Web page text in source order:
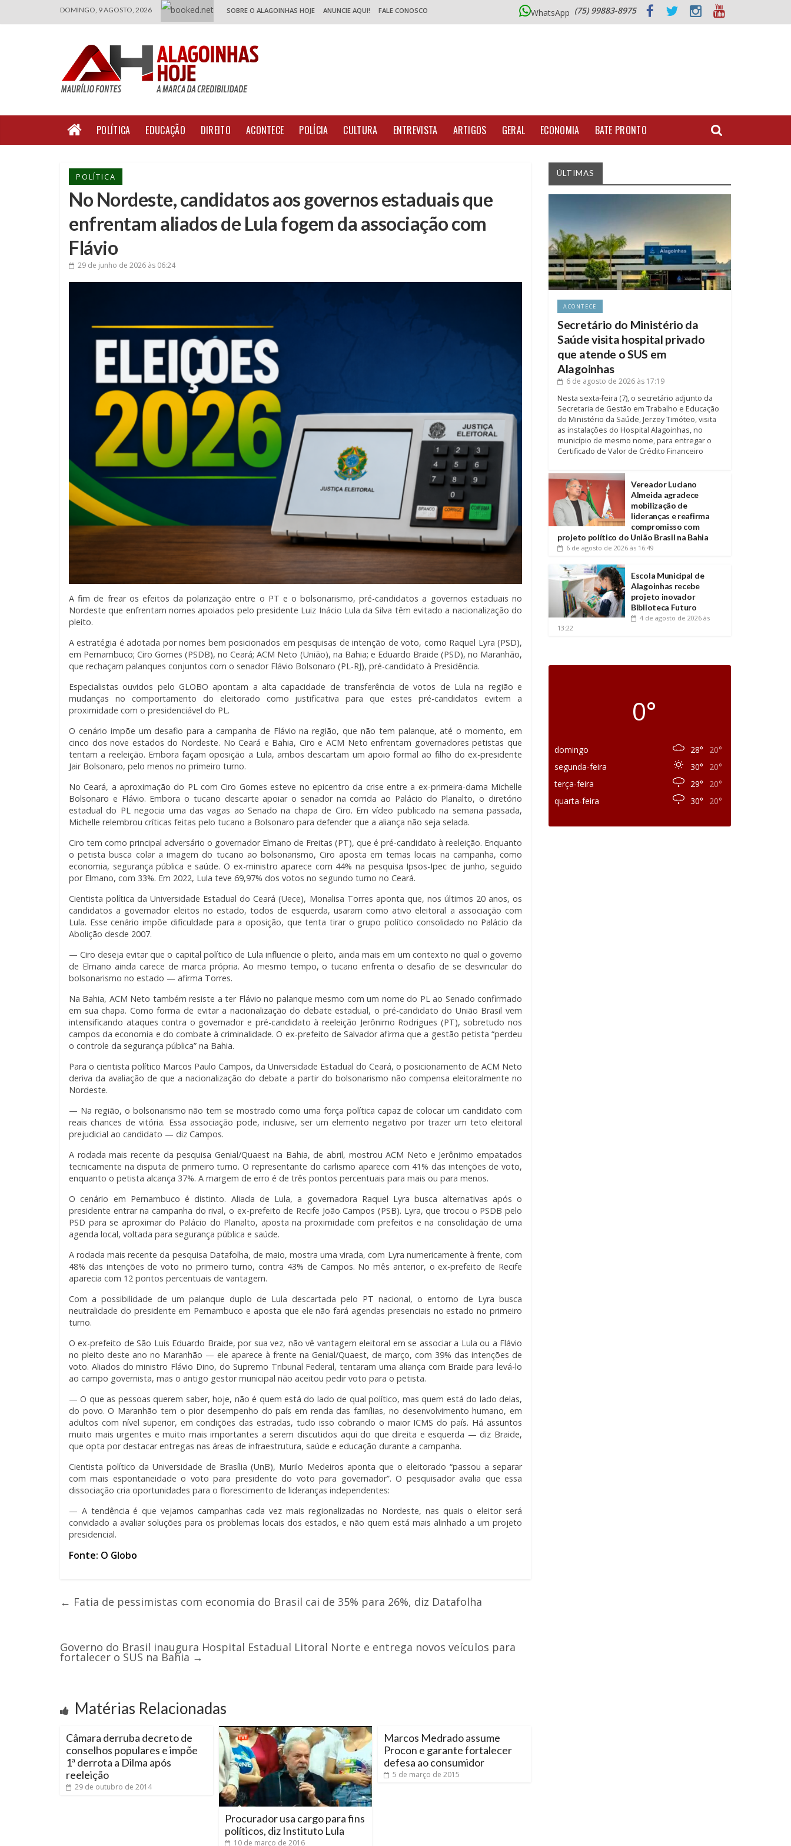
DOMINGO, 9 AGOSTO, 2026 SOBRE O ALAGOINHAS HOJE ANUNCIE AQUI! FALE CONOSCO WhatsApp (75) 99883-8975
POLÍTICA EDUCAÇÃO DIREITO ACONTECE POLÍCIA CULTURA ENTREVISTA ARTIGOS GERAL ECONOMIA BATE PRONTO
POLÍTICA
No Nordeste, candidatos aos governos estaduais que
enfrentam aliados de Lula fogem da associação com
Flávio
29 de junho de 2026 às 06:24
A fim de frear os efeitos da polarização entre o PT e o bolsonarismo, pré-candidatos a governos estaduais no
Nordeste que enfrentam nomes apoiados pelo presidente Luiz Inácio Lula da Silva têm evitado a nacionalização do
pleito.
A estratégia é adotada por nomes bem posicionados em pesquisas de intenção de voto, como Raquel Lyra (PSD),
em Pernambuco; Ciro Gomes (PSDB), no Ceará; ACM Neto (União), na Bahia; e Eduardo Braide (PSD), no Maranhão,
que rechaçam palanques conjuntos com o senador Flávio Bolsonaro (PL-RJ), pré-candidato à Presidência.
Especialistas ouvidos pelo GLOBO apontam a alta capacidade de transferência de votos de Lula na região e
mudanças no comportamento do eleitorado como justificativa para que estes pré-candidatos evitem a
proximidade com o presidenciável do PL.
O cenário impõe um desafio para a campanha de Flávio na região, que não tem palanque, até o momento, em
cinco dos nove estados do Nordeste. No Ceará e Bahia, Ciro e ACM Neto enfrentam governadores petistas que
tentam a reeleição. Embora façam oposição a Lula, ambos descartam um apoio formal ao filho do ex-presidente
Jair Bolsonaro, pelo menos no primeiro turno.
No Ceará, a aproximação do PL com Ciro Gomes esteve no epicentro da crise entre a ex-primeira-dama Michelle
Bolsonaro e Flávio. Embora o tucano descarte apoiar o senador na corrida ao Palácio do Planalto, o diretório
estadual do PL negocia uma das vagas ao Senado na chapa de Ciro. Em vídeo publicado na semana passada,
Michelle relembrou críticas feitas pelo tucano a Bolsonaro para defender que a aliança não seja selada.
Ciro tem como principal adversário o governador Elmano de Freitas (PT), que é pré-candidato à reeleição. Enquanto
o petista busca colar a imagem do tucano ao bolsonarismo, Ciro aposta em temas locais na campanha, como
economia, segurança pública e saúde. O ex-ministro aparece com 44% na pesquisa Ipsos-Ipec de junho, seguido
por Elmano, com 33%. Em 2022, Lula teve 69,97% dos votos no segundo turno no Ceará.
Cientista política da Universidade Estadual do Ceará (Uece), Monalisa Torres aponta que, nos últimos 20 anos, os
candidatos a governador eleitos no estado, todos de esquerda, usaram como ativo eleitoral a associação com
Lula. Esse cenário impõe dificuldade para a oposição, que tenta tirar o grupo político consolidado no Palácio da
Abolição desde 2007.
— Ciro deseja evitar que o capital político de Lula influencie o pleito, ainda mais em um contexto no qual o governo
de Elmano ainda carece de marca própria. Ao mesmo tempo, o tucano enfrenta o desafio de se desvincular do
bolsonarismo no estado — afirma Torres.
Na Bahia, ACM Neto também resiste a ter Flávio no palanque mesmo com um nome do PL ao Senado confirmado
em sua chapa. Como forma de evitar a nacionalização do debate estadual, o pré-candidato do União Brasil vem
intensificando ataques contra o governador e pré-candidato à reeleição Jerônimo Rodrigues (PT), sobretudo nos
campos da economia e do combate à criminalidade. O ex-prefeito de Salvador afirma que a gestão petista “perdeu
o controle da segurança pública” na Bahia.
Para o cientista político Marcos Paulo Campos, da Universidade Estadual do Ceará, o posicionamento de ACM Neto
deriva da avaliação de que a nacionalização do debate a partir do bolsonarismo não compensa eleitoralmente no
Nordeste.
— Na região, o bolsonarismo não tem se mostrado como uma força política capaz de colocar um candidato com
reais chances de vitória. Essa associação pode, inclusive, ser um elemento negativo por trazer um teto eleitoral
prejudicial ao candidato — diz Campos.
A rodada mais recente da pesquisa Genial/Quaest na Bahia, de abril, mostrou ACM Neto e Jerônimo empatados
tecnicamente na disputa de primeiro turno. O representante do carlismo aparece com 41% das intenções de voto,
enquanto o petista alcança 37%. A margem de erro é de três pontos percentuais para mais ou para menos.
O cenário em Pernambuco é distinto. Aliada de Lula, a governadora Raquel Lyra busca alternativas após o
presidente entrar na campanha do rival, o ex-prefeito de Recife João Campos (PSB). Lyra, que trocou o PSDB pelo
PSD para se aproximar do Palácio do Planalto, aposta na proximidade com prefeitos e na consolidação de uma
agenda local, voltada para segurança pública e saúde.
A rodada mais recente da pesquisa Datafolha, de maio, mostra uma virada, com Lyra numericamente à frente, com
48% das intenções de voto no primeiro turno, contra 43% de Campos. No mês anterior, o ex-prefeito de Recife
aparecia com 12 pontos percentuais de vantagem.
Com a possibilidade de um palanque duplo de Lula descartada pelo PT nacional, o entorno de Lyra busca
neutralidade do presidente em Pernambuco e aposta que ele não fará agendas presenciais no estado no primeiro
turno.
O ex-prefeito de São Luís Eduardo Braide, por sua vez, não vê vantagem eleitoral em se associar a Lula ou a Flávio
no pleito deste ano no Maranhão — ele aparece à frente na Genial/Quaest, de março, com 39% das intenções de
voto. Aliados do ministro Flávio Dino, do Supremo Tribunal Federal, tentaram uma aliança com Braide para levá-lo
ao campo governista, mas o antigo gestor municipal não aceitou pedir voto para o petista.
— O que as pessoas querem saber, hoje, não é quem está do lado de qual político, mas quem está do lado delas,
do povo. O Maranhão tem o pior desempenho do país em renda das famílias, no desenvolvimento humano, em
adultos com nível superior, em condições das estradas, tudo isso cobrando o maior ICMS do país. Há assuntos
muito mais urgentes e muito mais importantes a serem discutidos aqui do que direita e esquerda — diz Braide,
que opta por destacar entregas nas áreas de infraestrutura, saúde e educação durante a campanha.
Cientista político da Universidade de Brasília (UnB), Murilo Medeiros aponta que o eleitorado “passou a separar
com mais espontaneidade o voto para presidente do voto para governador”. O pesquisador avalia que essa
dissociação cria oportunidades para o florescimento de lideranças independentes:
— A tendência é que vejamos campanhas cada vez mais regionalizadas no Nordeste, nas quais o eleitor será
convidado a avaliar soluções para os problemas locais dos estados, e não quem está mais alinhado a um projeto
presidencial.
Fonte: O Globo
← Fatia de pessimistas com economia do Brasil cai de 35% para 26%, diz Datafolha
Governo do Brasil inaugura Hospital Estadual Litoral Norte e entrega novos veículos para
fortalecer o SUS na Bahia →
Matérias Relacionadas
Câmara derruba decreto de
conselhos populares e impõe
1ª derrota a Dilma após
reeleição
29 de outubro de 2014
Procurador usa cargo para fins
políticos, diz Instituto Lula
10 de março de 2016
Marcos Medrado assume
Procon e garante fortalecer
defesa ao consumidor
5 de março de 2015
ÚLTIMAS
ACONTECE
Secretário do Ministério da
Saúde visita hospital privado
que atende o SUS em
Alagoinhas
6 de agosto de 2026 às 17:19
Nesta sexta-feira (7), o secretário adjunto da
Secretaria de Gestão em Trabalho e Educação
do Ministério da Saúde, Jerzey Timóteo, visita
as instalações do Hospital Alagoinhas, no
município de mesmo nome, para entregar o
Certificado de Valor de Crédito Financeiro
Vereador Luciano
Almeida agradece
mobilização de
lideranças e reafirma
compromisso com
projeto político do União Brasil na Bahia
6 de agosto de 2026 às 16:49
Escola Municipal de
Alagoinhas recebe
projeto inovador
Biblioteca Futuro
4 de agosto de 2026 às
13:22
0°
domingo 28°
20°
segunda-feira
30°
20°
terça-feira
29°
20°
quarta-feira
30° 20°